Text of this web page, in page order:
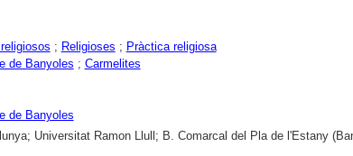
; Religioses ; Pràctica religiosa
de Banyoles ; Carmelites
de Banyoles
Universitat Ramon Llull; B. Comarcal del Pla de l'Estany